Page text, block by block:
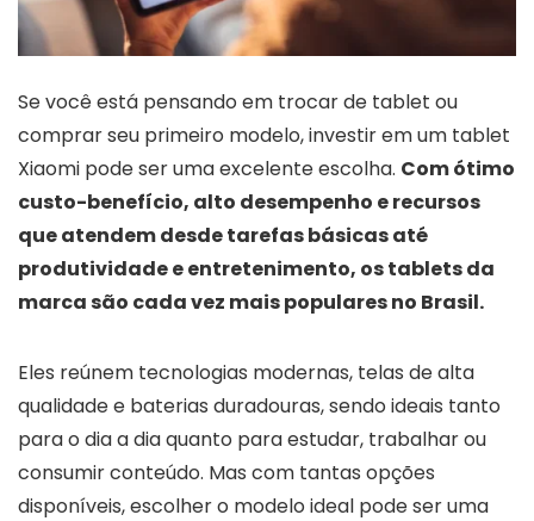
Se você está pensando em trocar de tablet ou
comprar seu primeiro modelo, investir em um tablet
Xiaomi pode ser uma excelente escolha. Com ótimo
custo-benefício, alto desempenho e recursos
que atendem desde tarefas básicas até
produtividade e entretenimento, os tablets da
marca são cada vez mais populares no Brasil.
Eles reúnem tecnologias modernas, telas de alta
qualidade e baterias duradouras, sendo ideais tanto
para o dia a dia quanto para estudar, trabalhar ou
consumir conteúdo. Mas com tantas opções
disponíveis, escolher o modelo ideal pode ser uma